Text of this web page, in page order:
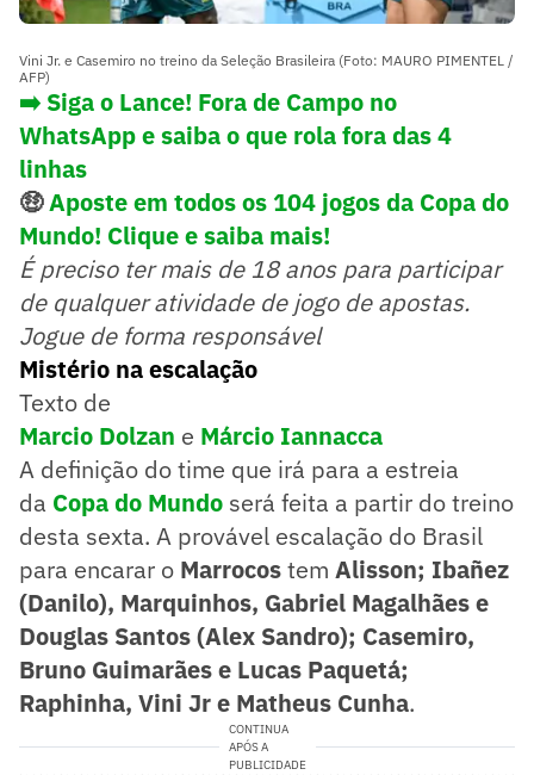
Vini Jr. e Casemiro no treino da Seleção Brasileira (Foto: MAURO PIMENTEL /
AFP)
➡️ Siga o Lance! Fora de Campo no
WhatsApp e saiba o que rola fora das 4
linhas
🤑Aposte em todos os 104 jogos da Copa do
Mundo! Clique e saiba mais!
É preciso ter mais de 18 anos para participar
de qualquer atividade de jogo de apostas.
Jogue de forma responsável
Mistério na escalação
Texto de
Marcio Dolzan e Márcio Iannacca
A definição do time que irá para a estreia
da Copa do Mundo será feita a partir do treino
desta sexta. A provável escalação do Brasil
para encarar o Marrocostem Alisson; Ibañez
(Danilo), Marquinhos, Gabriel Magalhães e
Douglas Santos (Alex Sandro); Casemiro,
Bruno Guimarães e Lucas Paquetá;
Raphinha, Vini Jr e Matheus Cunha.
CONTINUA
APÓS A
PUBLICIDADE